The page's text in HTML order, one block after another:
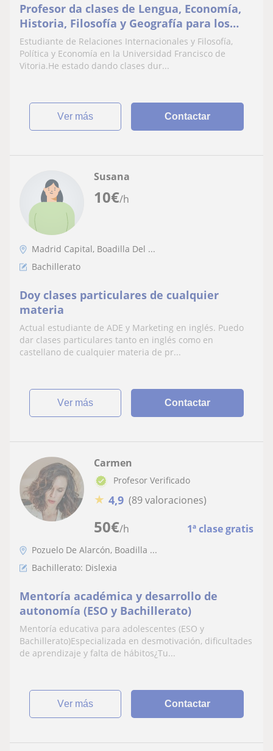
Profesor da clases de Lengua, Economía,
Historia, Filosofía y Geografía para los
alumnos de la ESO y Bachillerato y clases
de apoyo en Primaria
Estudiante de Relaciones Internacionales y Filosofía,
Política y Economía en la Universidad Francisco de
Vitoria.He estado dando clases dur...
ver más Contactar
10€/h
Susana
Madrid Capital, Boadilla Del ...
Bachillerato
Doy clases particulares de cualquier
materia
Actual estudiante de ADE y Marketing en inglés. Puedo
dar clases particulares tanto en inglés como en
castellano de cualquier materia de pr...
ver más Contactar
50€/h 1ª clase gratis
Carmen
Profesor Verificado
★ 4,9 (89 valoraciones)
Pozuelo De Alarcón, Boadilla ...
Bachillerato: Dislexia
Mentoría académica y desarrollo de
autonomía (ESO y Bachillerato)
Mentoría educativa para adolescentes (ESO y
Bachillerato)Especializada en desmotivación, dificultades
de aprendizaje y falta de hábitos¿Tu...
ver más Contactar